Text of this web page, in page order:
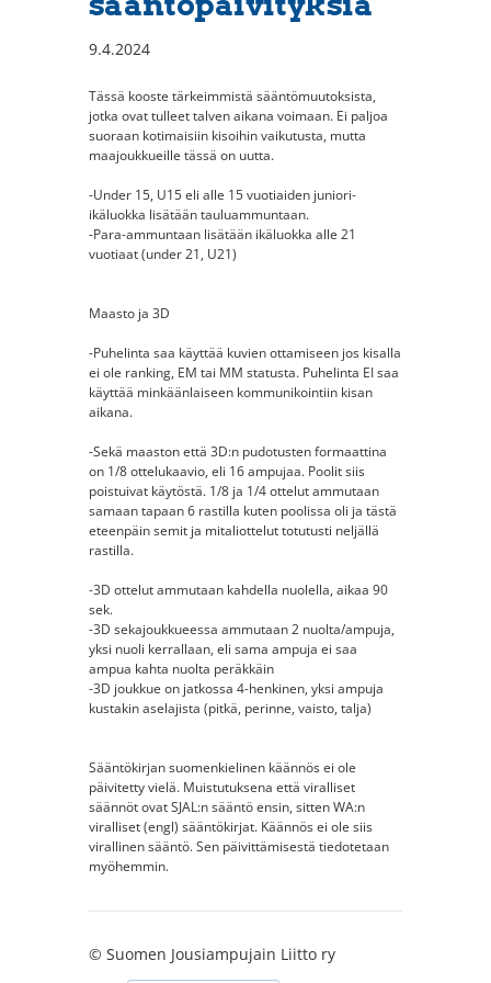
9.4.2024
Tässä kooste tärkeimmistä sääntömuutoksista,
jotka ovat tulleet talven aikana voimaan. Ei paljoa
suoraan kotimaisiin kisoihin vaikutusta, mutta
maajoukkueille tässä on uutta.
-Under 15, U15 eli alle 15 vuotiaiden juniori-
ikäluokka lisätään tauluammuntaan.
-Para-ammuntaan lisätään ikäluokka alle 21
vuotiaat (under 21, U21)
Maasto ja 3D
-Puhelinta saa käyttää kuvien ottamiseen jos kisalla
ei ole ranking, EM tai MM statusta. Puhelinta EI saa
käyttää minkäänlaiseen kommunikointiin kisan
aikana.
-Sekä maaston että 3D:n pudotusten formaattina
on 1/8 ottelukaavio, eli 16 ampujaa. Poolit siis
poistuivat käytöstä. 1/8 ja 1/4 ottelut ammutaan
samaan tapaan 6 rastilla kuten poolissa oli ja tästä
eteenpäin semit ja mitaliottelut totutusti neljällä
rastilla.
-3D ottelut ammutaan kahdella nuolella, aikaa 90
sek.
-3D sekajoukkueessa ammutaan 2 nuolta/ampuja,
yksi nuoli kerrallaan, eli sama ampuja ei saa
ampua kahta nuolta peräkkäin
-3D joukkue on jatkossa 4-henkinen, yksi ampuja
kustakin aselajista (pitkä, perinne, vaisto, talja)
Sääntökirjan suomenkielinen käännös ei ole
päivitetty vielä. Muistutuksena että viralliset
säännöt ovat SJAL:n sääntö ensin, sitten WA:n
viralliset (engl) sääntökirjat. Käännös ei ole siis
virallinen sääntö. Sen päivittämisestä tiedotetaan
myöhemmin.
© Suomen Jousiampujain Liitto ry